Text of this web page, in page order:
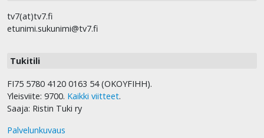
tv7(at)tv7.fi
etunimi.sukunimi@tv7.fi
Tukitili
FI75 5780 4120 0163 54 (OKOYFIHH).
Yleisviite: 9700. Kaikki viitteet.
Saaja: Ristin Tuki ry
Palvelunkuvaus